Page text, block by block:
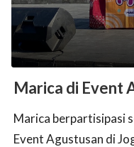
Marica di Event
Marica berpartisipasi
Event Agustusan di